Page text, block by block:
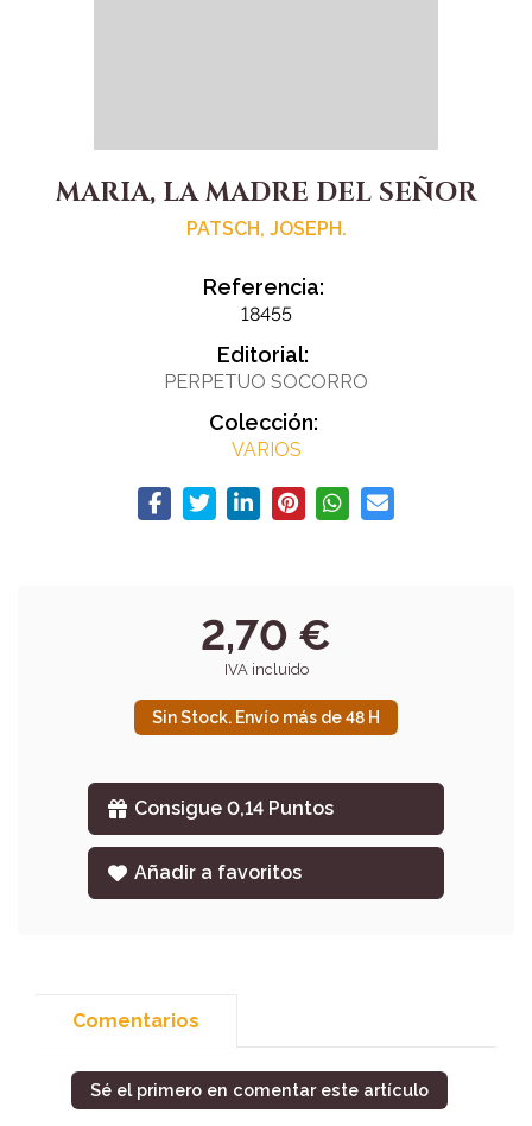
MARIA, LA MADRE DEL SEÑOR
PATSCH, JOSEPH.
Referencia:
18455
Editorial:
PERPETUO SOCORRO
Colección:
VARIOS
2,70 €
IVA incluido
Sin Stock. Envío más de 48 H
Consigue 0,14 Puntos
Añadir a favoritos
Comentarios
Sé el primero en comentar este artículo